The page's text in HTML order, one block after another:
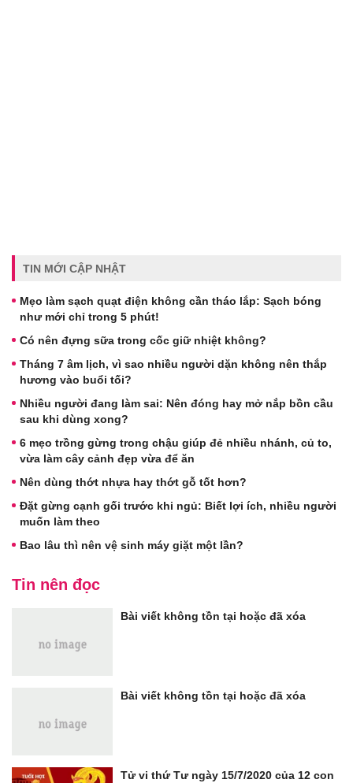
TIN MỚI CẬP NHẬT
Mẹo làm sạch quạt điện không cần tháo lắp: Sạch bóng
như mới chỉ trong 5 phút!
Có nên đựng sữa trong cốc giữ nhiệt không?
Tháng 7 âm lịch, vì sao nhiều người dặn không nên thắp
hương vào buổi tối?
Nhiều người đang làm sai: Nên đóng hay mở nắp bồn cầu
sau khi dùng xong?
6 mẹo trồng gừng trong chậu giúp đẻ nhiều nhánh, củ to,
vừa làm cây cảnh đẹp vừa để ăn
Nên dùng thớt nhựa hay thớt gỗ tốt hơn?
Đặt gừng cạnh gối trước khi ngủ: Biết lợi ích, nhiều người
muốn làm theo
Bao lâu thì nên vệ sinh máy giặt một lần?
Tin nên đọc
Bài viết không tồn tại hoặc đã xóa
Bài viết không tồn tại hoặc đã xóa
Tử vi thứ Tư ngày 15/7/2020 của 12 con